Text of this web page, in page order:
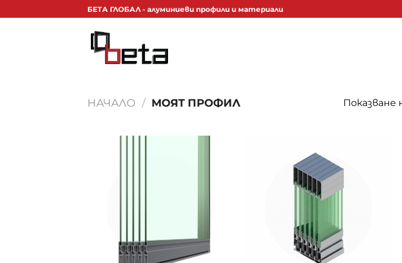
to
БЕТА ГЛОБАЛ - алуминиеви профили и материали
НАЧАЛО / МОЯТ ПРОФИЛ Показване